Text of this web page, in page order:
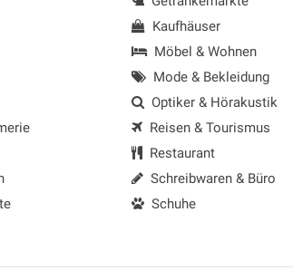
Kaufhäuser
Möbel & Wohnen
Mode & Bekleidung
Optiker & Hörakustik
Reisen & Tourismus
Restaurant
Schreibwaren & Büro
Schuhe